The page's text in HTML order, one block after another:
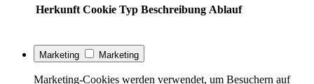
Herkunft Cookie Typ Beschreibung Ablauf
Marketing Marketing
Marketing-Cookies werden verwendet, um Besuchern auf